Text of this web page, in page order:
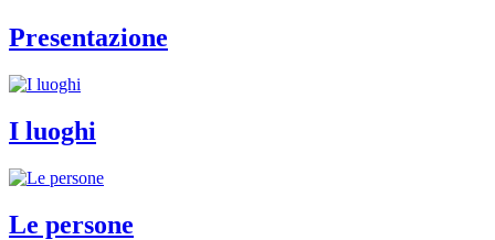
Presentazione
I luoghi
Le persone